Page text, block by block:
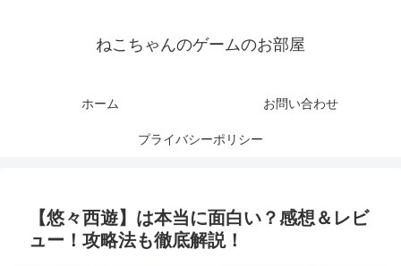
ねこちゃんのゲームのお部屋
ホーム お問い合わせ
プライバシーポリシー
【悠々西遊】は本当に面白い？感想＆レビ
ュー！攻略法も徹底解説！